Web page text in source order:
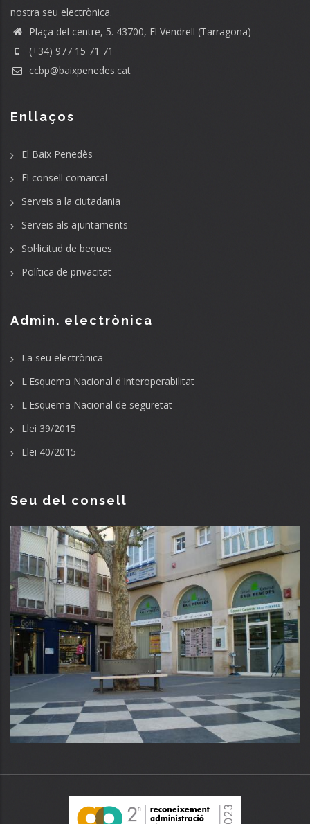
nostra seu electrònica.
Plaça del centre, 5. 43700, El Vendrell (Tarragona)
(+34) 977 15 71 71
ccbp@baixpenedes.cat
Enllaços
El Baix Penedès
El consell comarcal
Serveis a la ciutadania
Serveis als ajuntaments
Sol·licitud de beques
Política de privacitat
Admin. electrònica
La seu electrònica
L'Esquema Nacional d'Interoperabilitat
L'Esquema Nacional de seguretat
Llei 39/2015
Llei 40/2015
Seu del consell